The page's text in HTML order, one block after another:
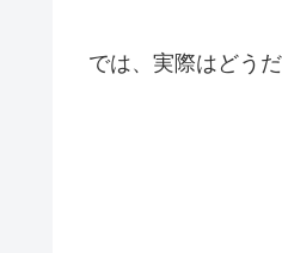
では、実際はどう